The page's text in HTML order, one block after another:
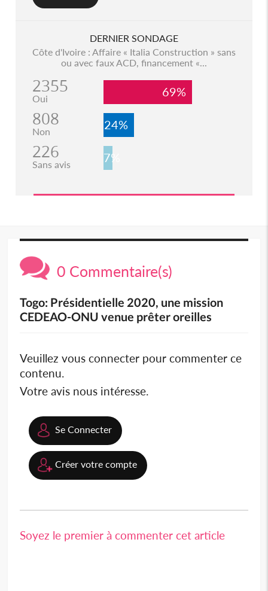
DERNIER SONDAGE
Côte d'Ivoire : Affaire « Italia Construction » sans
ou avec faux ACD, financement «...
2355
Oui 69%
808
Non 24%
226
Sans avis 7%
0 Commentaire(s)
Togo: Présidentielle 2020, une mission
CEDEAO-ONU venue prêter oreilles
Veuillez vous connecter pour commenter ce
contenu.
Votre avis nous intéresse.
Se Connecter
Créer votre compte
Soyez le premier à commenter cet article